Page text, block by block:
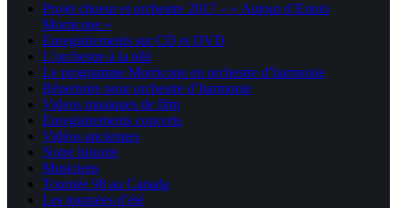
Projet choeur et orchestre 2017 – « Autour d’Ennio
Morricone »
Enregistrements sur CD et DVD
L’orchestre à la télé
Le programme Morricone en orchestre d’harmonie
Répertoire pour orchestre d’harmonie
Videos musiques de film
Enregistrements concerts
Vidéos anciennes
Notre histoire
Musiciens
Tournée 98 au Canada
Les tournées d’été